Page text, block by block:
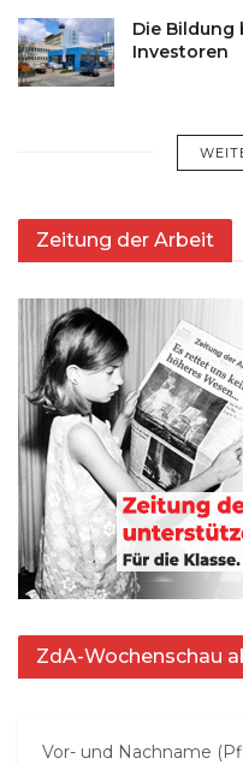
Die Bildung
Investoren
Zeitung der Arbeit
ZdA-Wochenschau
Vor- und Nachname